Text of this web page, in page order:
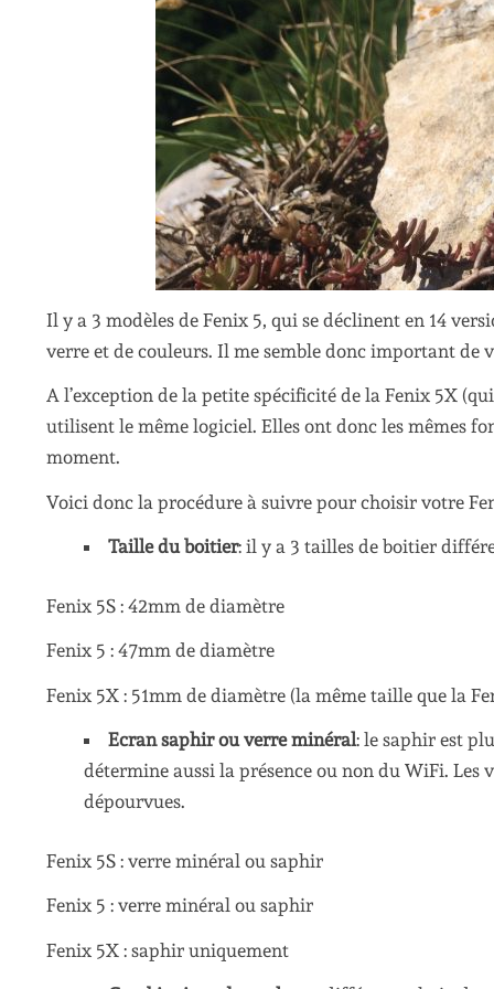
Il y a 3 modèles de Fenix 5, qui se déclinent en 14
verre et de couleurs. Il me semble donc important de
A l’exception de la petite spécificité de la Fenix 5X
utilisent le même logiciel. Elles ont donc les mêmes
moment.
Voici donc la procédure à suivre pour choisir votre
Taille du boitier: il y a 3 tailles de boitier
Fenix 5S : 42mm de diamètre
Fenix 5 : 47mm de diamètre
Fenix 5X : 51mm de diamètre (la même taille que la
Ecran saphir ou verre minéral: le saphir est
détermine aussi la présence ou non du WiFi. Les
dépourvues.
Fenix 5S : verre minéral ou saphir
Fenix 5 : verre minéral ou saphir
Fenix 5X : saphir uniquement